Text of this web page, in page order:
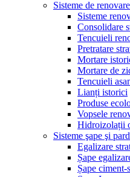
Sisteme de
Sisteme
Consolidare
Tencuieli
Pretratare
Mortare
Mortare de
Tencuieli
Lianți istorici
Produse
Vopsele
Hidroizolații
Sisteme şape şi
Egalizare
Șape
Șape ciment-